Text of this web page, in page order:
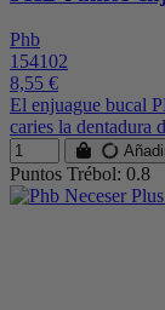
Phb
154102
8,55 €
El enjuague bucal
caries la dentadura
Puntos Trébol: 0.8